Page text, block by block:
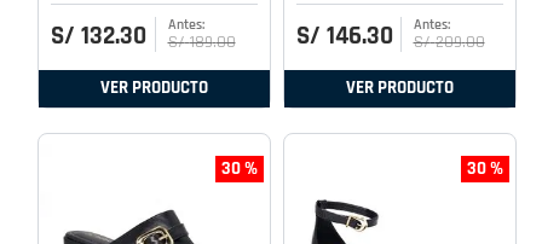
S/ 132.30 S/ 189.00
VER PRODUCTO
S/ 146.30 S/ 209.00
VER PRODUCTO
30 % 30 %